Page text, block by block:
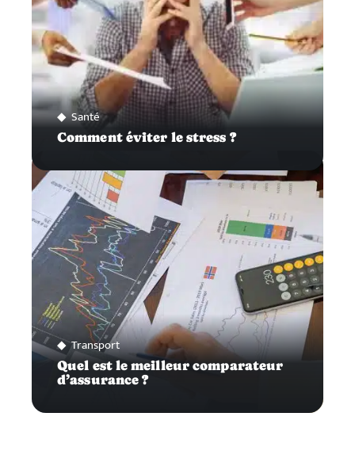
Santé
Comment éviter le stress ?
Transport
Quel est le meilleur comparateur
d’assurance ?